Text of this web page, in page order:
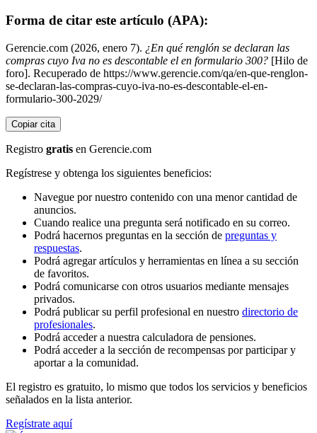
Forma de citar este artículo (APA):
Gerencie.com (2026, enero 7). ¿En qué renglón se declaran las
compras cuyo Iva no es descontable el en formulario 300? [Hilo de
foro]. Recuperado de https://www.gerencie.com/qa/en-que-renglon-
se-declaran-las-compras-cuyo-iva-no-es-descontable-el-en-
formulario-300-2029/
Copiar cita
Registro gratis en Gerencie.com
Regístrese y obtenga los siguientes beneficios:
Navegue por nuestro contenido con una menor cantidad de
anuncios.
Cuando realice una pregunta será notificado en su correo.
Podrá hacernos preguntas en la sección de preguntas y
respuestas.
Podrá agregar artículos y herramientas en línea a su sección
de favoritos.
Podrá comunicarse con otros usuarios mediante mensajes
privados.
Podrá publicar su perfil profesional en nuestro directorio de
profesionales.
Podrá acceder a nuestra calculadora de pensiones.
Podrá acceder a la sección de recompensas por participar y
aportar a la comunidad.
El registro es gratuito, lo mismo que todos los servicios y beneficios
señalados en la lista anterior.
Regístrate aquí